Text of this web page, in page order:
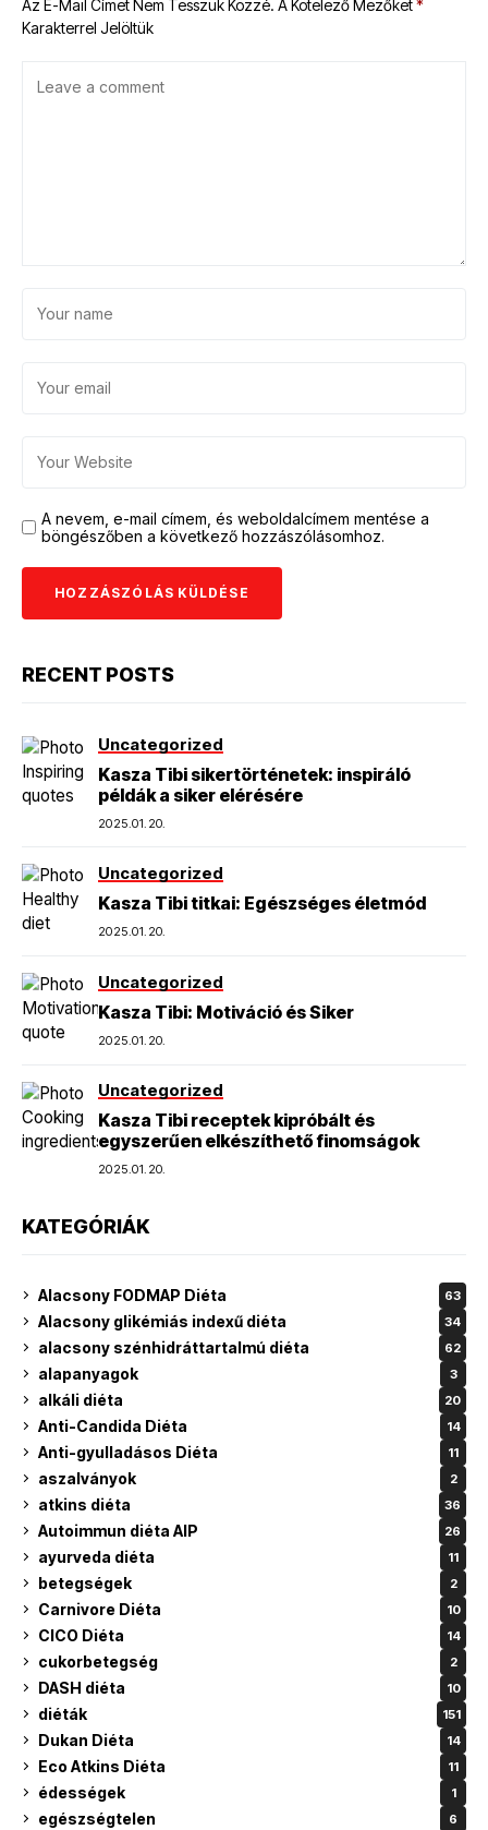
Az E-Mail Címet Nem Tesszük Közzé. A Kötelező Mezőket*
Karakterrel Jelöltük
A nevem, e-mail címem, és weboldalcímem mentése a
böngészőben a következő hozzászólásomhoz.
RECENT POSTS
Uncategorized
Kasza Tibi sikertörténetek: inspiráló
példák a siker elérésére
2025.01.20.
Uncategorized
Kasza Tibi titkai: Egészséges életmód
2025.01.20.
Uncategorized
Kasza Tibi: Motiváció és Siker
2025.01.20.
Uncategorized
Kasza Tibi receptek kipróbált és
egyszerűen elkészíthető finomságok
2025.01.20.
KATEGÓRIÁK
Alacsony FODMAP Diéta 63
Alacsony glikémiás indexű diéta 34
alacsony szénhidráttartalmú diéta 62
alapanyagok 3
alkáli diéta 20
Anti-Candida Diéta 14
Anti-gyulladásos Diéta 11
aszalványok 2
atkins diéta 36
Autoimmun diéta AIP 26
ayurveda diéta 11
betegségek 2
Carnivore Diéta 10
CICO Diéta 14
cukorbetegség 2
DASH diéta 10
diéták 151
Dukan Diéta 14
Eco Atkins Diéta 11
édességek 1
egészségtelen 6